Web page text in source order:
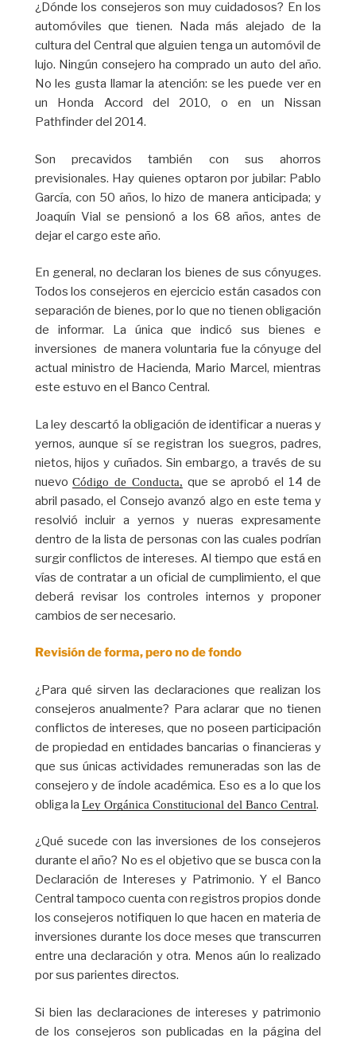
¿Dónde los consejeros son muy cuidadosos? En los
automóviles que tienen. Nada más alejado de la
cultura del Central que alguien tenga un automóvil de
lujo. Ningún consejero ha comprado un auto del año.
No les gusta llamar la atención: se les puede ver en
un Honda Accord del 2010, o en un Nissan
Pathfinder del 2014.
Son precavidos también con sus ahorros
previsionales. Hay quienes optaron por jubilar: Pablo
García, con 50 años, lo hizo de manera anticipada; y
Joaquín Vial se pensionó a los 68 años, antes de
dejar el cargo este año.
En general, no declaran los bienes de sus cónyuges.
Todos los consejeros en ejercicio están casados con
separación de bienes, por lo que no tienen obligación
de informar. La única que indicó sus bienes e
inversiones de manera voluntaria fue la cónyuge del
actual ministro de Hacienda, Mario Marcel, mientras
este estuvo en el Banco Central.
La ley descartó la obligación de identificar a nueras y
yernos, aunque sí se registran los suegros, padres,
nietos, hijos y cuñados. Sin embargo, a través de su
nuevoCódigo de Conducta, que se aprobó el 14 de
abril pasado, el Consejo avanzó algo en este tema y
resolvió incluir a yernos y nueras expresamente
dentro de la lista de personas con las cuales podrían
surgir conflictos de intereses. Al tiempo que está en
vías de contratar a un oficial de cumplimiento, el que
deberá revisar los controles internos y proponer
cambios de ser necesario.
Revisión de forma, pero no de fondo
¿Para qué sirven las declaraciones que realizan los
consejeros anualmente? Para aclarar que no tienen
conflictos de intereses, que no poseen participación
de propiedad en entidades bancarias o financieras y
que sus únicas actividades remuneradas son las de
consejero y de índole académica. Eso es a lo que los
obliga la Ley Orgánica Constitucional del Banco Central.
¿Qué sucede con las inversiones de los consejeros
durante el año? No es el objetivo que se busca con la
Declaración de Intereses y Patrimonio. Y el Banco
Central tampoco cuenta con registros propios donde
los consejeros notifiquen lo que hacen en materia de
inversiones durante los doce meses que transcurren
entre una declaración y otra. Menos aún lo realizado
por sus parientes directos.
Si bien las declaraciones de intereses y patrimonio
de los consejeros son publicadas en la página del